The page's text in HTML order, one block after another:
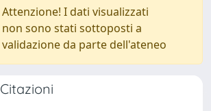
Attenzione! I dati visualizzati
non sono stati sottoposti a
validazione da parte dell'ateneo
Citazioni